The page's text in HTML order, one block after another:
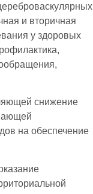
и вторичная
у здоровых
снижение
на обеспечение